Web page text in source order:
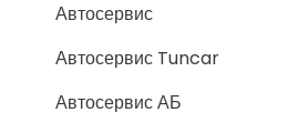
Автосервис
Автосервис Tuncar
Автосервис АБ